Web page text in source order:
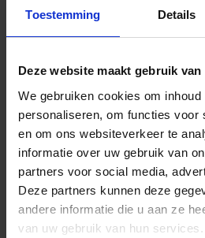
Toestemming Details
Deze website maakt gebruik van
We gebruiken cookies om
personaliseren, om functies voor
en om ons websiteverkeer te
informatie over uw gebruik van
partners voor social media,
Deze partners kunnen deze
andere informatie die u aan ze
van uw gebruik van hun services.